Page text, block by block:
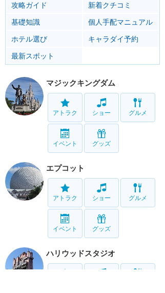
攻略ガイド
新着クチコミ
基礎知識
個人手配マニュアル
ホテル選び
キャラダイ予約
最新スポット
マジックキングダム
アトラク ショー グルメ
イベント グッズ
エプコット
アトラク ショー グルメ
イベント グッズ
ハリウッドスタジオ